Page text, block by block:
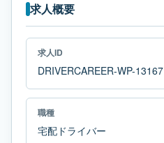
求人概要
求人ID
DRIVERCAREER-WP-13167
職種
宅配ドライバー